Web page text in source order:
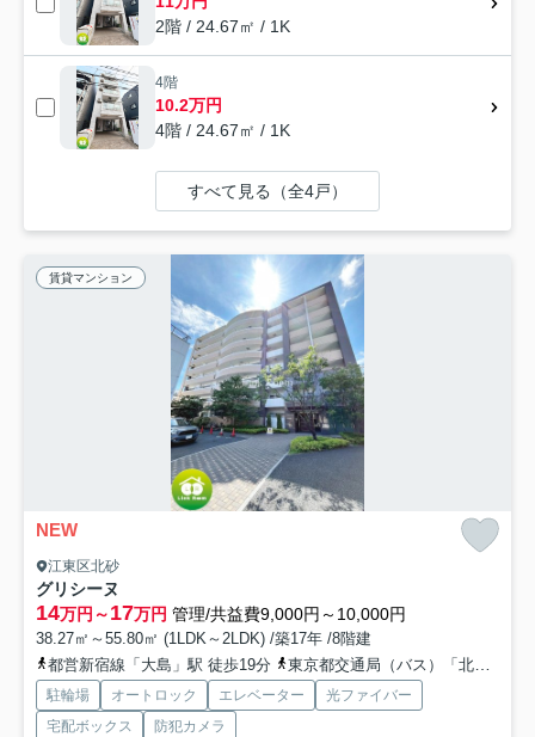
2階 / 24.67㎡ / 1K
4階
10.2万円
4階 / 24.67㎡ / 1K
すべて見る（全4戸）
賃貸マンション
NEW
江東区北砂
グリシーヌ
14万円～17万円 管理/共益費9,000円～10,000円
38.27㎡～55.80㎡ (1LDK～2LDK) /築17年 /8階建
都営新宿線「大島」駅 徒歩19分
東京都交通局（バス）「北砂三丁目」バス停下車 徒歩7分
駐輪場 オートロック エレベーター
光ファイバー
宅配ボックス
防犯カメラ